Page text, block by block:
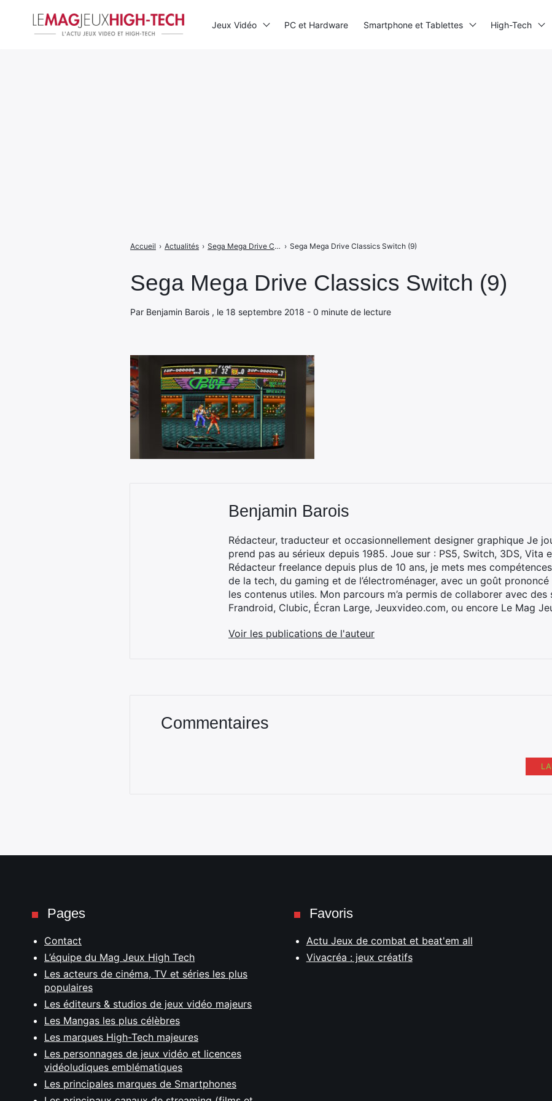
Sega Mega Drive Classics Switch (9)
Par Benjamin Barois , le 18 septembre 2018 - 0 minute de lecture
Accueil › Actualités › Sega Mega Drive Classics : vous avez dit Switch ? › Sega Mega Drive Classics Switch (9)
Benjamin Barois
Rédacteur, traducteur et occasionnellement designer graphique Je
prend pas au sérieux depuis 1985. Joue sur : PS5, Switch, 3DS, Vita
Rédacteur freelance depuis plus de 10 ans, je mets mes
de la tech, du gaming et de l’électroménager, avec un goût
les contenus utiles. Mon parcours m’a permis de collaborer avec
Frandroid, Clubic, Écran Large, Jeuxvideo.com, ou encore Le Mag
Voir les publications de l'auteur
Commentaires
Jeux Vidéo PC et Hardware Smartphone et Tablettes High-Tech
Pages
Contact
L’équipe du Mag Jeux High Tech
Les acteurs de cinéma, TV et séries les plus
populaires
Les éditeurs & studios de jeux vidéo majeurs
Les Mangas les plus célèbres
Les marques High-Tech majeures
Les personnages de jeux vidéo et licences
vidéoludiques emblématiques
Les principales marques de Smartphones
Favoris
Actu Jeux de combat et beat'em all
Vivacréa : jeux créatifs